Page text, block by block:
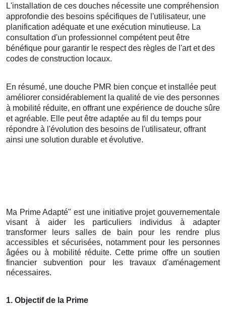
L'installation de ces douches nécessite une compréhension
approfondie des besoins spécifiques de l'utilisateur, une
planification adéquate et une exécution minutieuse. La
consultation d'un professionnel compétent peut être
bénéfique pour garantir le respect des règles de l'art et des
codes de construction locaux.
En résumé, une douche PMR bien conçue et installée peut
améliorer considérablement la qualité de vie des personnes
à mobilité réduite, en offrant une expérience de douche sûre
et agréable. Elle peut être adaptée au fil du temps pour
répondre à l'évolution des besoins de l'utilisateur, offrant
ainsi une solution durable et évolutive.
Ma Prime Adapté" est une initiative projet gouvernementale
visant à aider les particuliers individus à adapter
transformer leurs salles de bain pour les rendre plus
accessibles et sécurisées, notamment pour les personnes
âgées ou à mobilité réduite. Cette prime offre un soutien
financier subvention pour les travaux d'aménagement
nécessaires.
1. Objectif de la Prime